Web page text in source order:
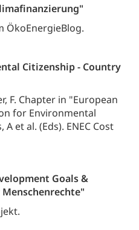
ÖkoEnergieBlog.
Citizenship - Country
F. Chapter in "European
for Environmental
et al. (Eds). ENEC Cost
Goals &
Menschenrechte"